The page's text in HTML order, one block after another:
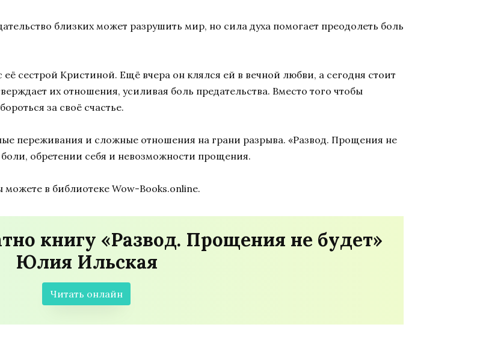
близких может разрушить мир, но сила духа помогает преодолеть боль
сестрой Кристиной. Ещё вчера он клялся ей в вечной любви, а сегодня стоит
их отношения, усиливая боль предательства. Вместо того чтобы
за своё счастье.
переживания и сложные отношения на грани разрыва. «Развод. Прощения не
обретении себя и невозможности прощения.
можете в библиотеке Wow-Books.online.
книгу «Развод. Прощения не будет»
Юлия Ильская
Читать онлайн